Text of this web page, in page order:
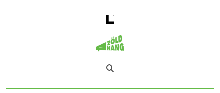
Magyarország
Zöld Hangja
Zöld Hang – Természet, Klímaváltozás,
Fenntarthatóság, Jövő